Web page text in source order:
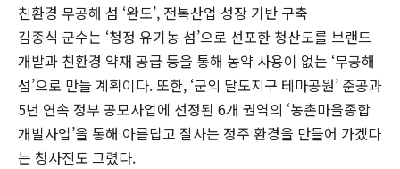
친환경 무공해 섬 ‘완도’, 전복산업 성장 기반 구축
김종식 군수는 ‘청정 유기농 섬’으로 선포한 청산도를 브랜드
개발과 친환경 약재 공급 등을 통해 농약 사용이 없는 ‘무공해
섬’으로 만들 계획이다. 또한, ‘군외 달도지구 테마공원’ 준공과
5년 연속 정부 공모사업에 선정된 6개 권역의 ‘농촌마을종합
개발사업’을 통해 아름답고 잘사는 정주 환경을 만들어 가겠다
는 청사진도 그렸다.